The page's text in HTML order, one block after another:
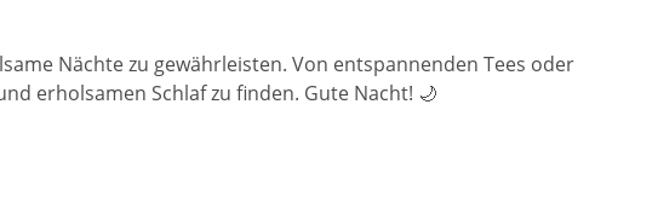
Nächte zu gewährleisten. Von entspannenden Tees oder
erholsamen Schlaf zu finden. Gute Nacht! 🌙